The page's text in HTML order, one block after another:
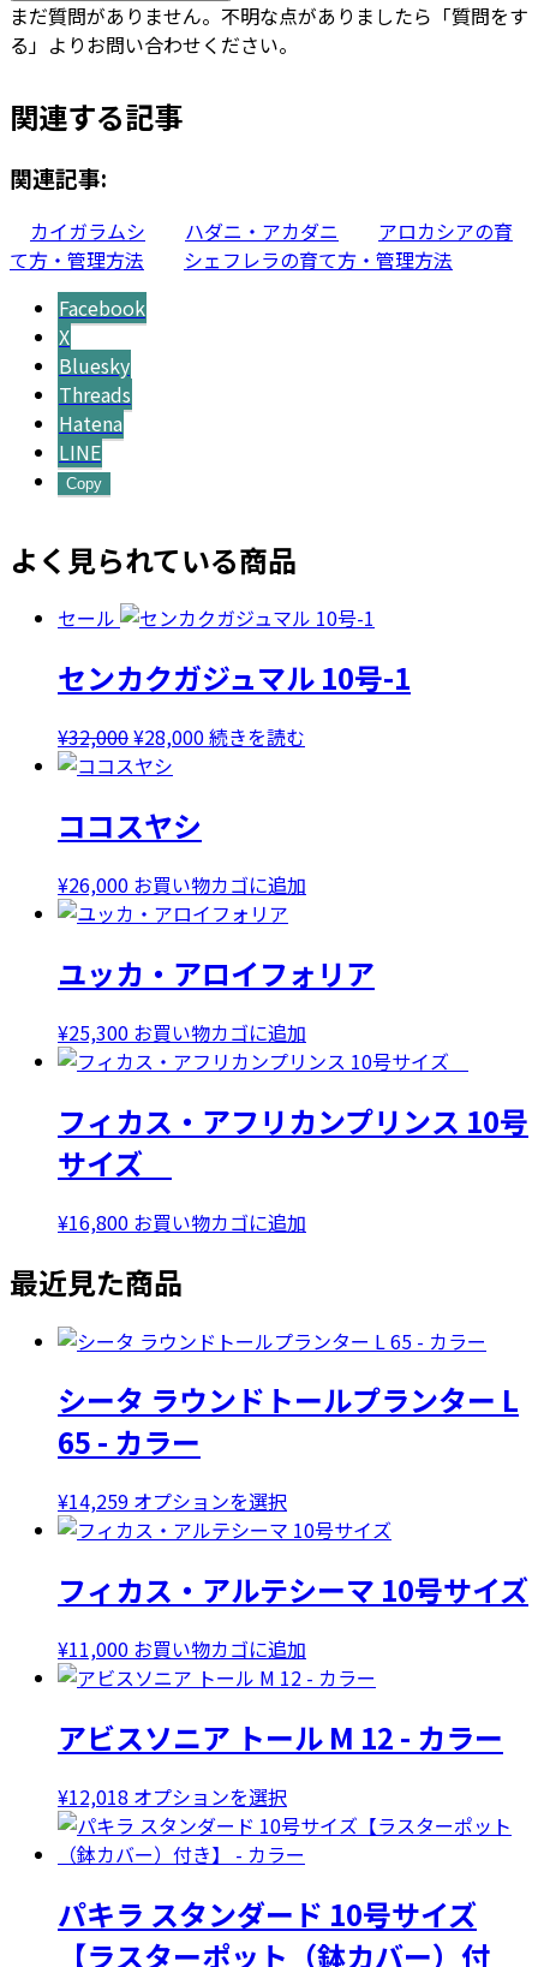
まだ質問がありません。不明な点がありましたら「質問をす
る」よりお問い合わせください。
関連する記事
関連記事:
カイガラムシ ハダニ・アカダニ
アロカシアの育
て方・管理方法
シェフレラの育て方・管理方法
Facebook
X
Bluesky
Threads
Hatena
LINE
Copy
よく見られている商品
セール
センカクガジュマル 10号-1
¥32,000元
の
格
は
¥32,000
で
た。
¥28,000現
は
¥28,000
す。
続きを読む
ココスヤシ
¥26,000 お買い物カゴに追加
ユッカ・アロイフォリア
¥25,300 お買い物カゴに追加
フィカス・アフリカンプリンス 10号
サイズ
¥16,800 お買い物カゴに追加
最近見た商品
シータ ラウンドトールプランター L
65 - カラー
¥14,259 オプションを選択
の
品
に
は
複
の
バ
エ
ー
シ
ョ
ン
フィカス・アルテシーマ 10号サイズ
¥11,000 お買い物カゴに追加
アビスソニア トール M 12 - カラー
¥12,018 オプションを選択
の
商
に
は
パキラ スタンダード 10号サイズ
【ラスターポット（鉢カバー）付